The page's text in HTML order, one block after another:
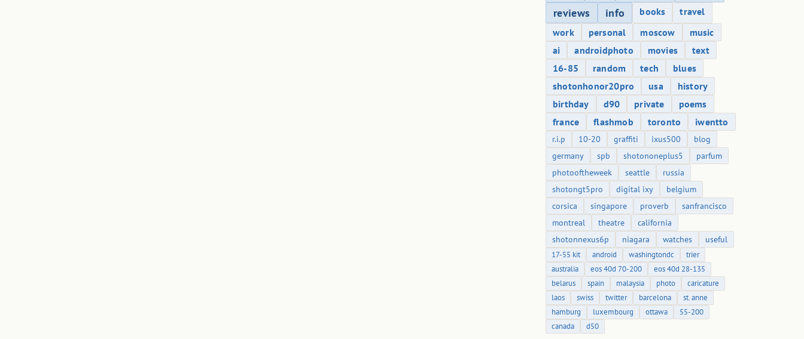
reviews
info books
travel
work
personal moscow
music
ai
androidphoto movies
text
16-85
random tech
blues
shotonhonor20pro
usa
history
birthday
d90 private
poems
france
flashmob toronto iwentto
r.i.p 10-20 graffiti ixus500
blog
germany
spb shotononeplus5
parfum
photooftheweek
seattle
russia
shotongt5pro
digital ixy
belgium
corsica
singapore proverb
sanfrancisco
montreal
theatre
california
shotonnexus6p
niagara watches useful
17-55 kit android washingtondc
trier
australia
eos 40d 70-200
eos 40d 28-135
belarus
spain malaysia photo
caricature
laos
swiss twitter barcelona
st. anne
hamburg
luxembourg ottawa
55-200
canada
d50